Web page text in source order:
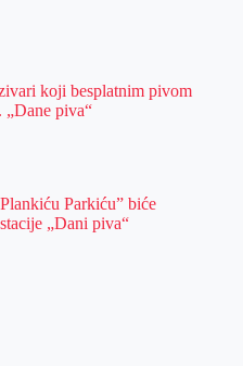
koji besplatnim pivom
„Dane piva“
Parkiću” biće
„Dani piva“